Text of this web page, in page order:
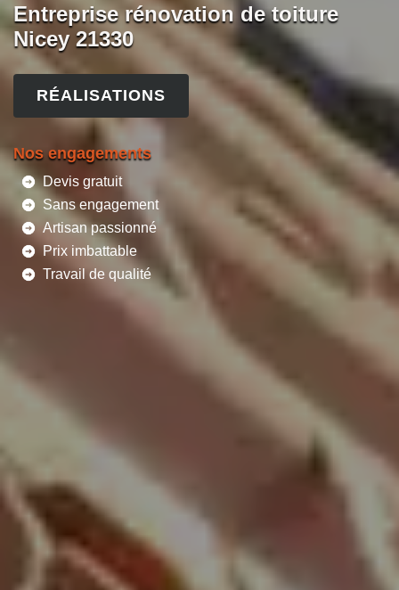
Entreprise rénovation de toiture
Nicey 21330
RÉALISATIONS
Nos engagements
Devis gratuit
Sans engagement
Artisan passionné
Prix imbattable
Travail de qualité